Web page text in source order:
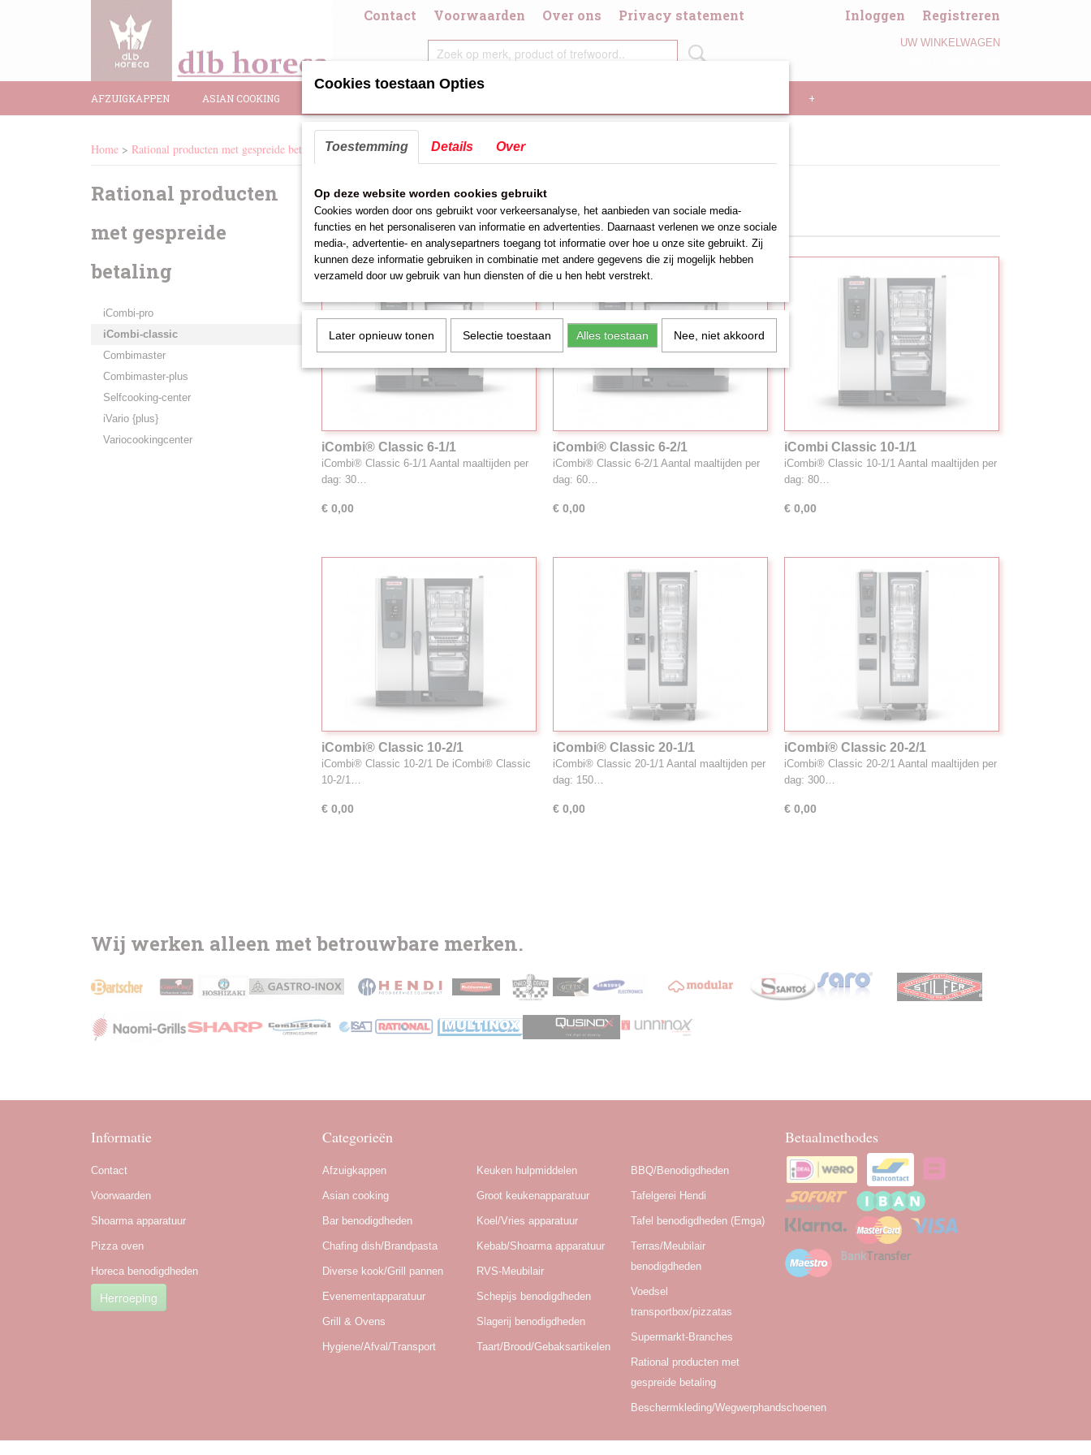
Contact Voorwaarden Over ons Privacy statement Inloggen Registreren
UW WINKELWAGEN
AFZUIGKAPPEN ASIAN COOKING +
Home > Rational producten met gespreide betaling >iCombi-classic
Rational producten
met gespreide
betaling
iCombi-pro
iCombi-classic
Combimaster
Combimaster-plus
Selfcooking-center
iVario {plus}
Variocookingcenter
Sorteer op:
iCombi® Classic 6-1/1
iCombi® Classic 6-1/1 Aantal maaltijden per
dag: 30…
€ 0,00
iCombi® Classic 6-2/1
iCombi® Classic 6-2/1 Aantal maaltijden per
dag: 60…
€ 0,00
iCombi Classic 10-1/1
iCombi® Classic 10-1/1 Aantal maaltijden per
dag: 80…
€ 0,00
iCombi® Classic 10-2/1
iCombi® Classic 10-2/1 De iCombi® Classic
10-2/1…
€ 0,00
iCombi® Classic 20-1/1
iCombi® Classic 20-1/1 Aantal maaltijden per
dag: 150…
€ 0,00
iCombi® Classic 20-2/1
iCombi® Classic 20-2/1 Aantal maaltijden per
dag: 300…
€ 0,00
Wij werken alleen met betrouwbare merken.
Informatie
Contact
Voorwaarden
Shoarma apparatuur
Pizza oven
Horeca benodigdheden
Herroeping
Categorieën
Afzuigkappen
Asian cooking
Bar benodigdheden
Chafing dish/Brandpasta
Diverse kook/Grill pannen
Evenementapparatuur
Grill & Ovens
Hygiene/Afval/Transport
Keuken hulpmiddelen
Groot keukenapparatuur
Koel/Vries apparatuur
Kebab/Shoarma apparatuur
RVS-Meubilair
Schepijs benodigdheden
Slagerij benodigdheden
Taart/Brood/Gebaksartikelen
BBQ/Benodigdheden
Tafelgerei Hendi
Tafel benodigdheden (Emga)
Terras/Meubilair
benodigdheden
Voedsel
transportbox/pizzatas
Supermarkt-Branches
Rational producten met
gespreide betaling
Beschermkleding/Wegwerphandschoenen
Betaalmethodes
Cookies toestaan Opties
Toestemming Details Over
Op deze website worden cookies gebruikt
Cookies worden door ons gebruikt voor verkeersanalyse, het aanbieden van sociale media-
functies en het personaliseren van informatie en advertenties. Daarnaast verlenen we onze sociale
media-, advertentie- en analysepartners toegang tot informatie over hoe u onze site gebruikt. Zij
kunnen deze informatie gebruiken in combinatie met andere gegevens die zij mogelijk hebben
verzameld door uw gebruik van hun diensten of die u hen hebt verstrekt.
Later opnieuw tonen Selectie toestaan Alles toestaan Nee, niet akkoord